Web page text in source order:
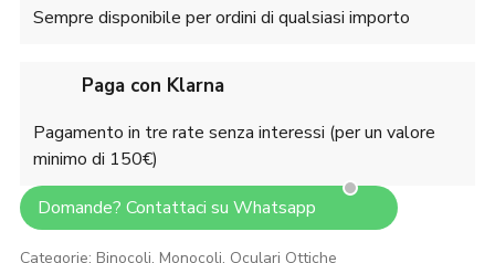
Sempre disponibile per ordini di qualsiasi importo
Paga con Klarna
Pagamento in tre rate senza interessi (per un valore
minimo di 150€)
Domande? Contattaci su Whatsapp
Categorie: Binocoli, Monocoli, Oculari Ottiche